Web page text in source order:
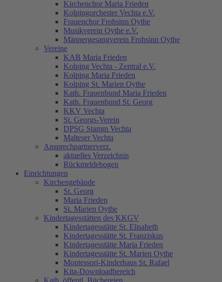
Kirchenchor Maria Frieden
Kolpingorchester Vechta e.V.
Frauenchor Frohsinn Oythe
Musikverein Oythe e.V.
Männergesangverein Frohsinn Oythe
Vereine
KAB Maria Frieden
Kolping Vechta - Zentral e.V.
Kolping Maria Frieden
Kolping St. Marien Oythe
Kath. Frauenbund Maria Frieden
Kath. Frauenbund St. Georg
KKV Vechta
St. Georgs-Verein
DPSG Stamm Vechta
Malteser Vechta
Ansprechpartnerverz.
aktuelles Verzeichnis
Rückmeldebogen
Einrichtungen
Kirchengebäude
St. Georg
Maria Frieden
St. Marien Oythe
Kindertagesstätten des KKGV
Kindertagesstätte St. Elisabeth
Kindertagesstätte St. Franziskus
Kindertagesstätte Maria Frieden
Kindertagesstätte St. Marien Oythe
Montessori-Kinderhaus St. Rafael
Kita-Downloadbereich
Kath. öffentl. Büchereien